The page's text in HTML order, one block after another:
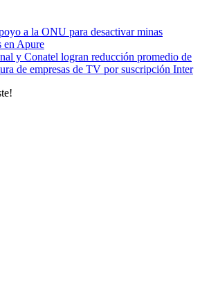
a la ONU para desactivar minas
en Apure
y Conatel logran reducción promedio de
de empresas de TV por suscripción Inter